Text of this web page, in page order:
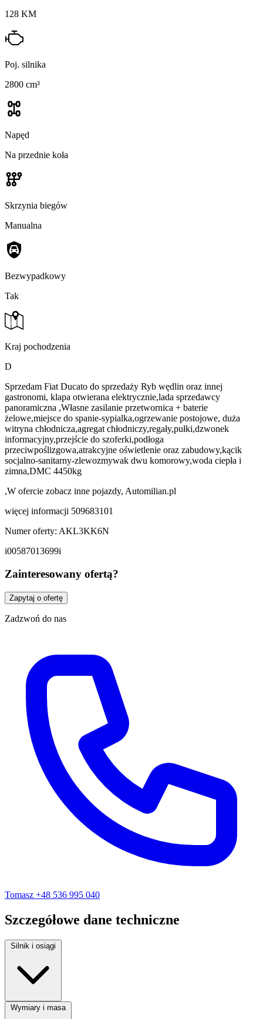
128 KM
Poj. silnika
2800 cm³
Napęd
Na przednie koła
Skrzynia biegów
Manualna
Bezwypadkowy
Tak
Kraj pochodzenia
D
Sprzedam Fiat Ducato do sprzedaży Ryb wędlin oraz innej
gastronomi, klapa otwierana elektrycznie,lada sprzedawcy
panoramiczna ,Własne zasilanie przetwornica + baterie
żelowe,miejsce do spanie-sypialka,ogrzewanie postojowe, duża
witryna chłodnicza,agregat chłodniczy,regały,pułki,dzwonek
informacyjny,przejście do szoferki,podłoga
przeciwpoślizgowa,atrakcyjne oświetlenie oraz zabudowy,kącik
socjalno-sanitarny-zlewozmywak dwu komorowy,woda ciepła i
zimna,DMC 4450kg
,W ofercie zobacz inne pojazdy, Automilian.pl
więcej informacji 509683101
Numer oferty: AKL3KK6N
i00587013699i
Zainteresowany ofertą?
Zapytaj o ofertę
Zadzwoń do nas
Tomasz +48 536 995 040
Szczegółowe dane techniczne
Silnik i osiągi
Rodzaj paliwa:Diesel
Wymiary i masa